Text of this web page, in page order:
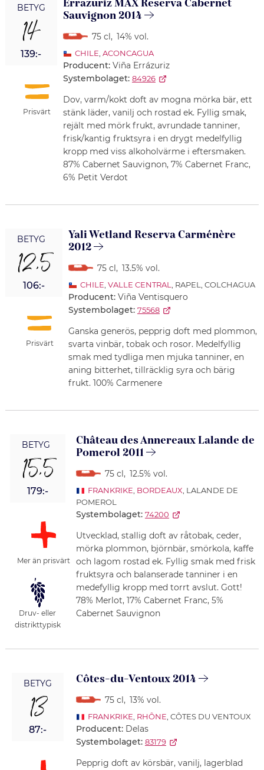
BETYG
14
139:-
Prisvärt
Errazuriz MAX Reserva Cabernet
Sauvignon 2014
75 cl, 14% vol.
CHILE ACONCAGUA
Producent: Viña Errázuriz
Systembolaget: 84926
Dov, varm/kokt doft av mogna mörka bär, ett
stänk läder, vanilj och rostad ek. Fyllig smak,
rejält med mörk frukt, avrundade tanniner,
frisk/kantig fruktsyra i en drygt medelfyllig
kropp med viss alkoholvärme i eftersmaken.
87% Cabernet Sauvignon, 7% Cabernet Franc,
6% Petit Verdot
BETYG
12,5
106:-
Prisvärt
Yali Wetland Reserva Carménère
2012
75 cl, 13.5% vol.
CHILE VALLE CENTRAL , RAPEL, COLCHAGUA
Producent: Viña Ventisquero
Systembolaget: 75568
Ganska generös, pepprig doft med plommon,
svarta vinbär, tobak och rosor. Medelfyllig
smak med tydliga men mjuka tanniner, en
aning bitterhet, tillräcklig syra och bärig
frukt. 100% Carmenere
BETYG
15,5
179:-
Mer än prisvärt
Druv- eller
distrikttypisk
Château des Annereaux Lalande de
Pomerol 2011
75 cl, 12.5% vol.
FRANKRIKE BORDEAUX , LALANDE DE
POMEROL
Systembolaget: 74200
Utvecklad, stallig doft av råtobak, ceder,
mörka plommon, björnbär, smörkola, kaffe
och lagom rostad ek. Fyllig smak med frisk
fruktsyra och balanserade tanniner i en
medefyllig kropp med torrt avslut. Gott!
78% Merlot, 17% Cabernet Franc, 5%
Cabernet Sauvignon
BETYG
13
87:-
Côtes-du-Ventoux 2014
75 cl, 13% vol.
FRANKRIKE, RHÔNE, CÔTES DU VENTOUX
Producent: Delas
Systembolaget: 83179
Pepprig doft av körsbär, vanilj, lagerblad